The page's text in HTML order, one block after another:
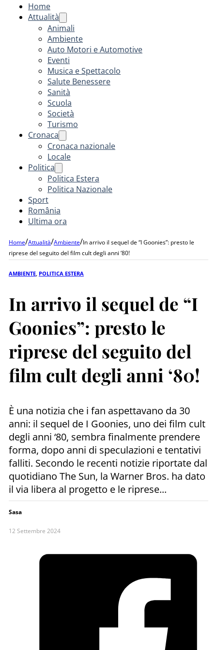
Home
Attualità
Animali
Ambiente
Auto Motori e Automotive
Eventi
Musica e Spettacolo
Salute Benessere
Sanità
Scuola
Società
Turismo
Cronaca
Cronaca nazionale
Locale
Politica
Politica Estera
Politica Nazionale
Sport
România
Ultima ora
Home/Attualità/Ambiente/In arrivo il sequel de “I Goonies”: presto le
riprese del seguito del film cult degli anni ‘80!
AMBIENTE POLITICA ESTERA
In arrivo il sequel de “I
Goonies”: presto le
riprese del seguito del
film cult degli anni ‘80!
È una notizia che i fan aspettavano da 30
anni: il sequel de I Goonies, uno dei film cult
degli anni ‘80, sembra finalmente prendere
forma, dopo anni di speculazioni e tentativi
falliti. Secondo le recenti notizie riportate dal
quotidiano The Sun, la Warner Bros. ha dato
il via libera al progetto e le riprese...
Sasa
12 Settembre 2024